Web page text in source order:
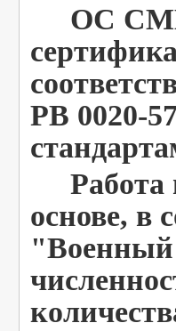
ОС СМК
РВ 0020-
Работа
основе, в
"Военный